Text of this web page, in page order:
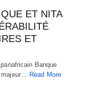
ET NITA
ET
Banque
majeur…
Read More